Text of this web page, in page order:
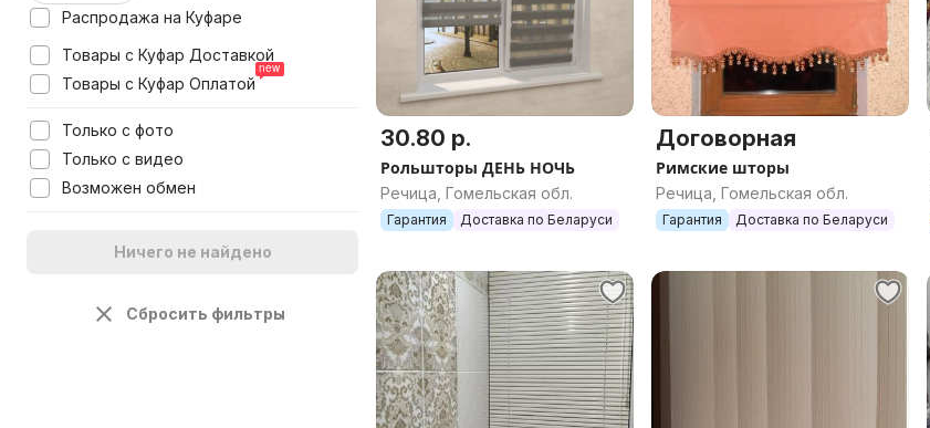
Распродажа на Куфаре
Товары с Куфар Доставкой
Товары с Куфар Оплатой
Только с фото
Только с видео
Возможен обмен
Ничего не найдено
Сбросить фильтры
30.80 р.
Рольшторы ДЕНЬ НОЧЬ
Речица, Гомельская обл.
Гарантия Доставка по Беларуси
Договорная
Римские шторы
Речица, Гомельская обл.
Гарантия Доставка по Беларуси